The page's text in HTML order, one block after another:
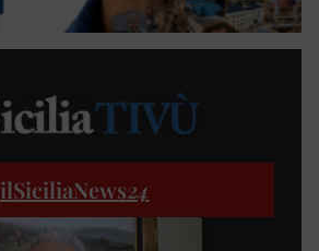
ilSiciliaNews24